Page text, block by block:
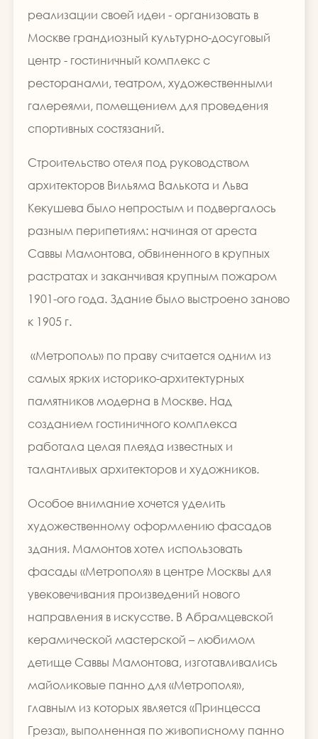
реализации своей идеи - организовать в
Москве грандиозный культурно-досуговый
центр - гостиничный комплекс с
ресторанами, театром, художественными
галереями, помещением для проведения
спортивных состязаний.
Строительство отеля под руководством
архитекторов Вильяма Валькота и Льва
Кекушева было непростым и подвергалось
разным перипетиям: начиная от ареста
Саввы Мамонтова, обвиненного в крупных
растратах и заканчивая крупным пожаром
1901-ого года. Здание было выстроено заново
к 1905 г.
«Метрополь» по праву считается одним из
самых ярких историко-архитектурных
памятников модерна в Москве. Над
созданием гостиничного комплекса
работала целая плеяда известных и
талантливых архитекторов и художников.
Особое внимание хочется уделить
художественному оформлению фасадов
здания. Мамонтов хотел использовать
фасады «Метрополя» в центре Москвы для
увековечивания произведений нового
направления в искусстве. В Абрамцевской
керамической мастерской – любимом
детище Саввы Мамонтова, изготавливались
майоликовые панно для «Метрополя»,
главным из которых является «Принцесса
Греза», выполненная по живописному панно